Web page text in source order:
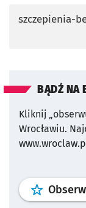
szczepienia-
BĄDŹ NA
Kliknij
Wrocławiu.